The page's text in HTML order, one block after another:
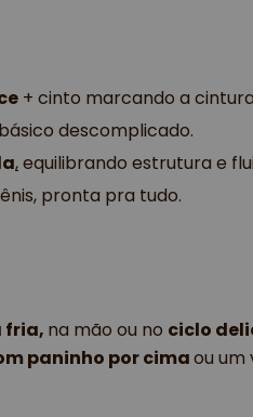
+ cinto marcando a
descomplicado.
, equilibrando estrutura e
pronta pra tudo.
fria, na mão ou no ciclo
paninho por cimaou um